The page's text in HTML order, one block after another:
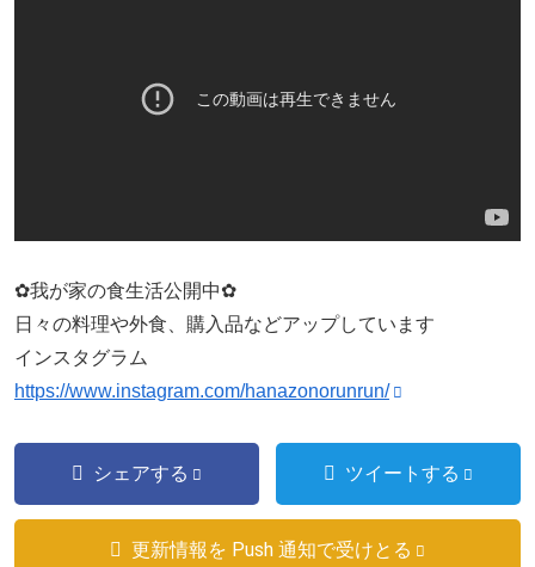
✿我が家の食生活公開中✿
日々の料理や外食、購入品などアップしています
インスタグラム
https://www.instagram.com/hanazonorunrun/
シェアする ツイートする
更新情報を Push 通知で受けとる